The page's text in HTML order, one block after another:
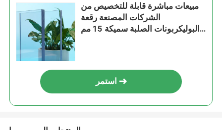
مبيعات مباشرة قابلة للتخصيص من
الشركات المصنعة رقعة
البوليكربونات الصلبة سميكة 15 مم
استمر